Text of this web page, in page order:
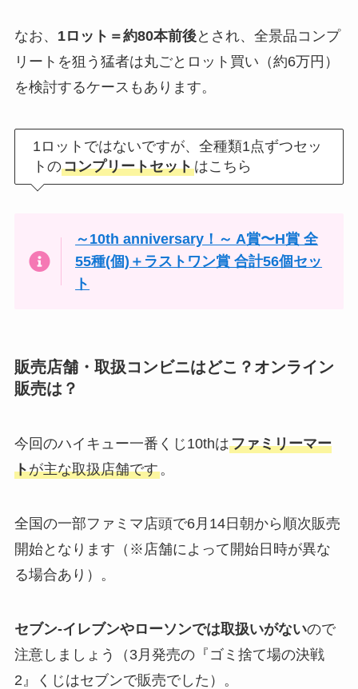
なお、 1ロット＝約80本前後とされ、全景品コンプ
リートを狙う猛者は丸ごとロット買い（約6万円）
を検討するケースもあります。
1ロットではないですが、全種類1点ずつセッ
トのコンプリートセットはこちら
～10th anniversary！～ A賞〜H賞 全
55種(個)＋ラストワン賞 合計56個セッ
ト
販売店舗・取扱コンビニはどこ？オンライン
販売は？
今回のハイキュー一番くじ10thはファミリーマー
トが主な取扱店舗です。
全国の一部ファミマ店頭で6月14日朝から順次販売
開始となります（※店舗によって開始日時が異な
る場合あり）。
セブン‐イレブンやローソンでは取扱いがないので
注意しましょう（3月発売の『ゴミ捨て場の決戦
2』くじはセブンで販売でした）。